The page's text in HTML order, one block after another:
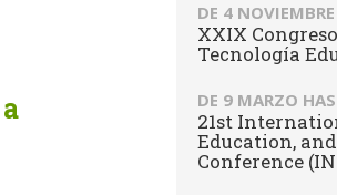
DE 4 NOVIEMBRE
XXIX
Tecnología
DE 9 MARZO
21st
Education,
Conference